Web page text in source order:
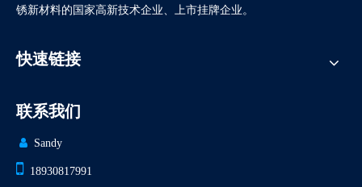
锈新材料的国家高新技术企业、上市挂牌企业。
快速链接
联系我们
 Sandy
 18930817991